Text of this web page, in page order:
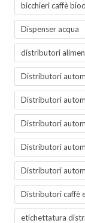
bicchieri caffè
Dispenser acqua
distributori
Distributori
Distributori
Distributori
Distributori
Distributori
Distributori caffè
etichettatura